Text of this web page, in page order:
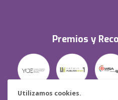
Utilizamos cookies.
Premios y